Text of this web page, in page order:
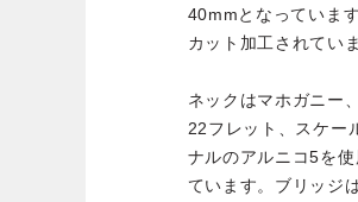
40mmとなっていま
カット加工されてい
ネックはマホガニー
22フレット、スケー
ナルのアルニコ5を
ています。ブリッジ